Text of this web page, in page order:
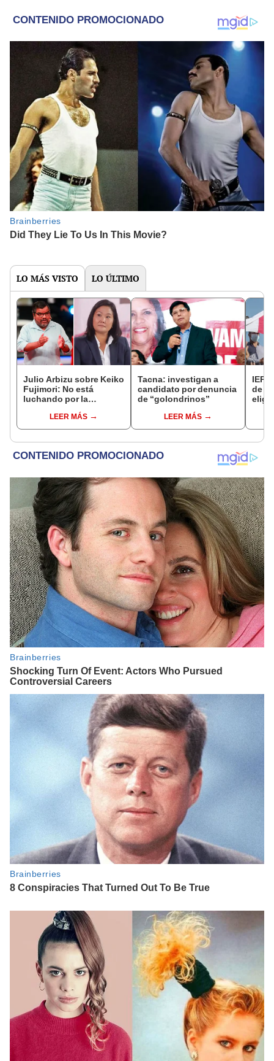
LO MÁS VISTO LO ÚLTIMO
Julio Arbizu sobre Keiko
Fujimori: No está
luchando por la
libertadLEER MÁS
Tacna: investigan a
candidato por denuncia
de “golondrinos”
LEER MÁS
IEP:
de